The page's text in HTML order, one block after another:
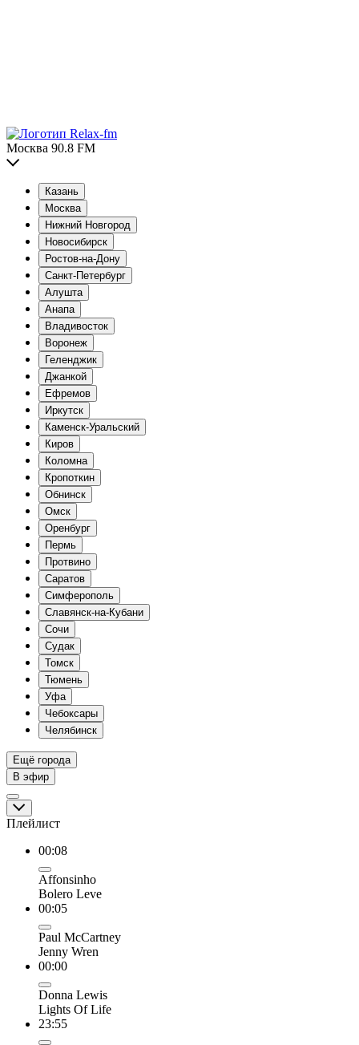
Москва 90.8 FM
Казань
Москва
Нижний Новгород
Новосибирск
Ростов-на-Дону
Санкт-Петербург
Алушта
Анапа
Владивосток
Воронеж
Геленджик
Джанкой
Ефремов
Иркутск
Каменск-Уральский
Киров
Коломна
Кропоткин
Обнинск
Омск
Оренбург
Пермь
Протвино
Саратов
Симферополь
Славянск-на-Кубани
Сочи
Судак
Томск
Тюмень
Уфа
Чебоксары
Челябинск
Ещё города
В эфир
Плейлист
00:08
Affonsinho
Bolero Leve
00:05
Paul McCartney
Jenny Wren
00:00
Donna Lewis
Lights Of Life
23:55